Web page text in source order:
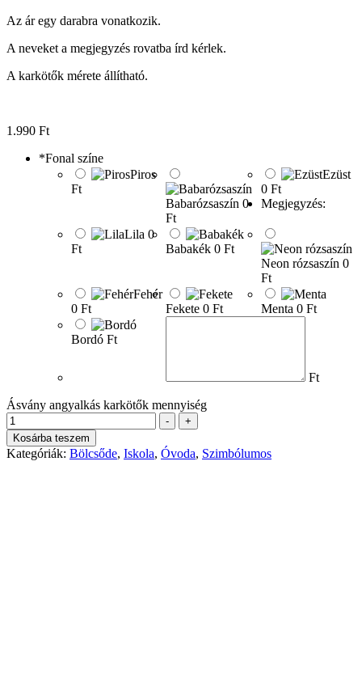
Az ár egy darabra vonatkozik.
A neveket a megjegyzés rovatba írd kérlek.
A karkötők mérete állítható.
1.990 Ft
*Fonal színe
Piros
Ft
Babarózsaszín 0
Ft
Ezüst
0 Ft
Lila 0
Ft
Babakék 0 Ft
Neon rózsaszín 0
Ft
Fehér
0 Ft
Fekete 0 Ft Menta 0 Ft
Bordó Ft
Megjegyzés:
Ft
Ásvány angyalkás karkötők mennyiség
-
+
Kosárba teszem
Kategóriák: Bölcsőde, Iskola, Óvoda, Szimbólumos